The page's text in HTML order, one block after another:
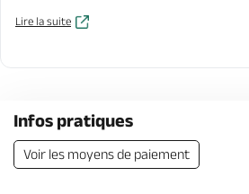
Lire la suite
Infos pratiques
Voir les moyens de paiement